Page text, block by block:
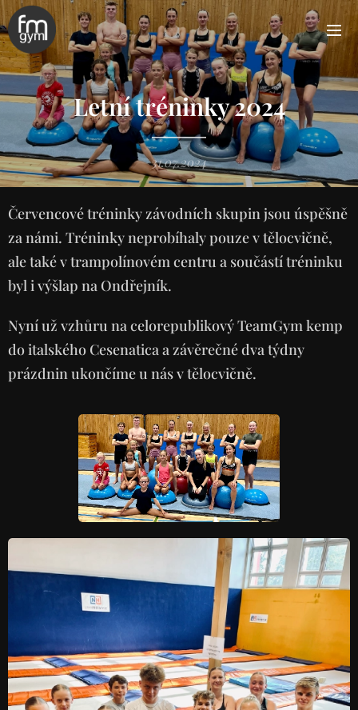
Letní tréninky 2024
31.07.2024
Červencové tréninky závodních skupin jsou úspěšně
za námi. Tréninky neprobíhaly pouze v tělocvičně,
ale také v trampolínovém centru a součástí tréninku
byl i výšlap na Ondřejník.
Nyní už vzhůru na celorepublikový TeamGym kemp
do italského Cesenatica a závěrečné dva týdny
prázdnin ukončíme u nás v tělocvičně.